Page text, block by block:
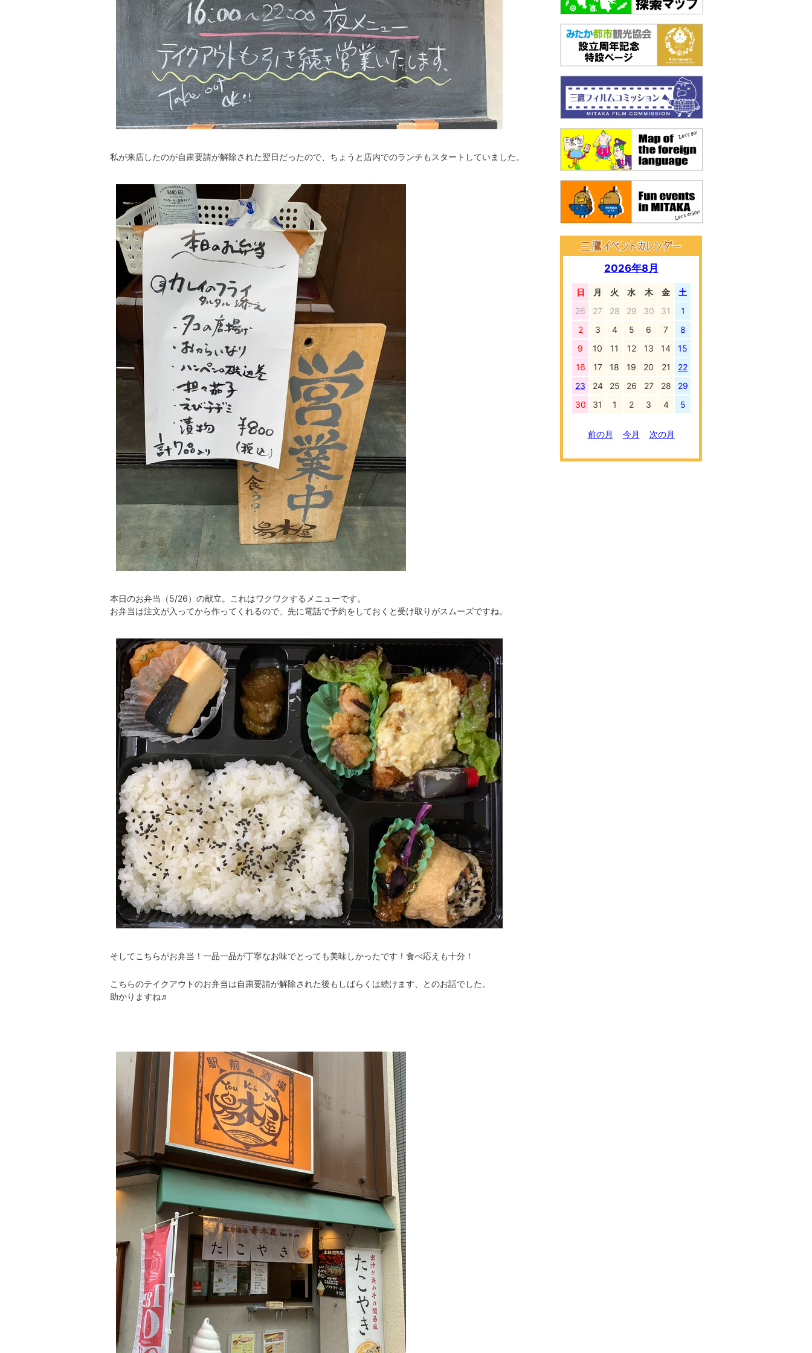
私が来店したのが自粛要請が解除された翌日だったので、ちょうと店内でのランチもスタートしていました。
本日のお弁当（5/26）の献立。これはワクワクするメニューです。
お弁当は注文が入ってから作ってくれるので、先に電話で予約をしておくと受け取りがスムーズですね。
そしてこちらがお弁当！一品一品が丁寧なお味でとっても美味しかったです！食べ応えも十分！
こちらのテイクアウトのお弁当は自粛要請が解除された後もしばらくは続けます、とのお話でした。
助かりますね♬
2026年8月
日 月 火 水 木 金
土
26
27 28 29 30 31
1
2
3 4 5 6 7
8
9
10 11 12 13 14
15
16
17 18 19 20 21
22
23
24 25 26 27 28
29
30
31 1 2 3 4 5
前の月 今月 次の月